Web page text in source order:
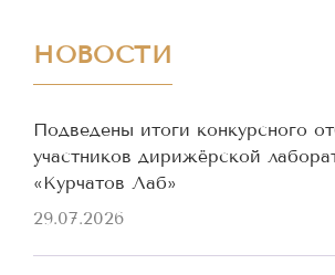
НОВОСТИ
Подведены итоги конкурсного
участников дирижёрской
«Курчатов Лаб»
29.07.2026